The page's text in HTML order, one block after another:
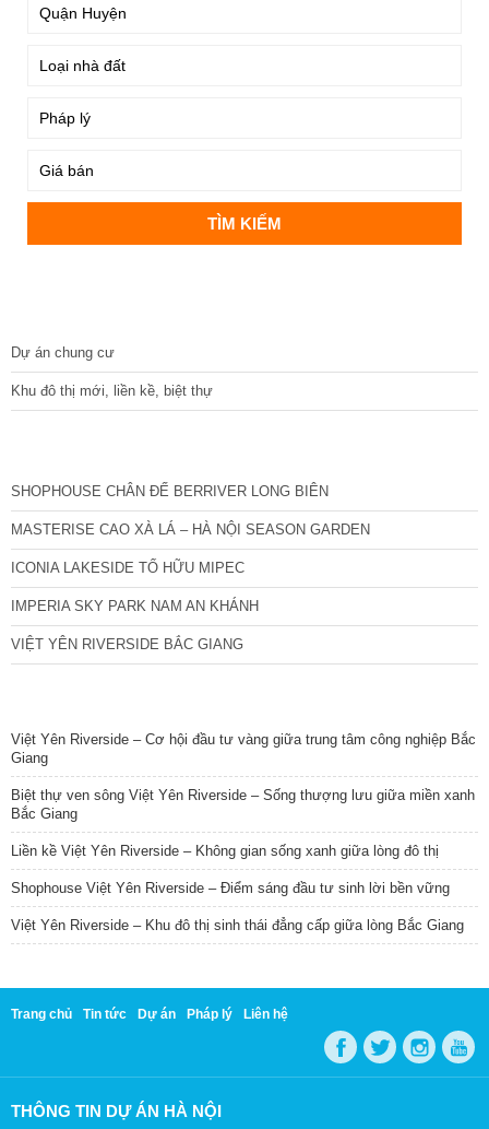
Dự án chung cư
Khu đô thị mới, liền kề, biệt thự
SHOPHOUSE CHÂN ĐẾ BERRIVER LONG BIÊN
MASTERISE CAO XÀ LÁ – HÀ NỘI SEASON GARDEN
ICONIA LAKESIDE TỐ HỮU MIPEC
IMPERIA SKY PARK NAM AN KHÁNH
VIỆT YÊN RIVERSIDE BẮC GIANG
Việt Yên Riverside – Cơ hội đầu tư vàng giữa trung tâm công nghiệp Bắc
Giang
Biệt thự ven sông Việt Yên Riverside – Sống thượng lưu giữa miền xanh
Bắc Giang
Liền kề Việt Yên Riverside – Không gian sống xanh giữa lòng đô thị
Shophouse Việt Yên Riverside – Điểm sáng đầu tư sinh lời bền vững
Việt Yên Riverside – Khu đô thị sinh thái đẳng cấp giữa lòng Bắc Giang
Trang chủ Tin tức Dự án Pháp lý Liên hệ
THÔNG TIN DỰ ÁN HÀ NỘI